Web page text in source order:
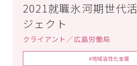
2021就職氷河期世代
ジェクト
クライアント／広島労働局
#地域活性化支援